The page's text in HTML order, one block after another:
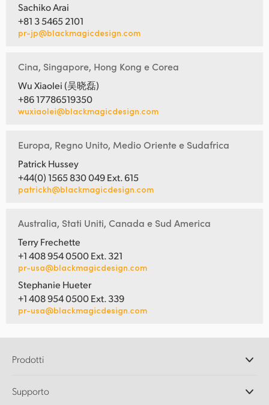
Sachiko Arai
+81 3 5465 2101
pr-jp@blackmagicdesign.com
Cina, Singapore, Hong Kong e Corea
Wu Xiaolei (吴晓磊)
+86 17786519350
wuxiaolei@blackmagicdesign.com
Europa, Regno Unito, Medio Oriente e Sudafrica
Patrick Hussey
+44(0) 1565 830 049 Ext. 615
patrickh@blackmagicdesign.com
Australia, Stati Uniti, Canada e Sud America
Terry Frechette
+1 408 954 0500 Ext. 321
pr-usa@blackmagicdesign.com
Stephanie Hueter
+1 408 954 0500 Ext. 339
pr-usa@blackmagicdesign.com
Prodotti
DaVinci Resolve e Fusion
Supporto